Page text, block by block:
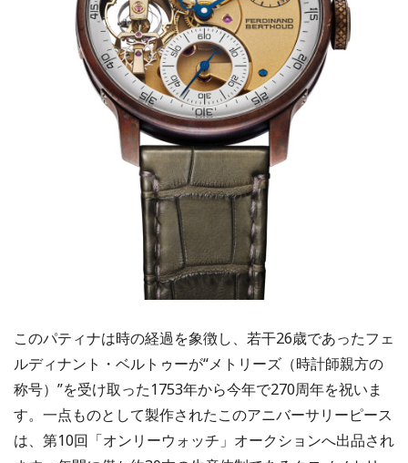
このパティナは時の経過を象徴し、若干26歳であったフェ
ルディナント・ベルトゥーが“メトリーズ（時計師親方の
称号）”を受け取った1753年から今年で270周年を祝いま
す。一点ものとして製作されたこのアニバーサリーピース
は、第10回「オンリーウォッチ」オークションへ出品され